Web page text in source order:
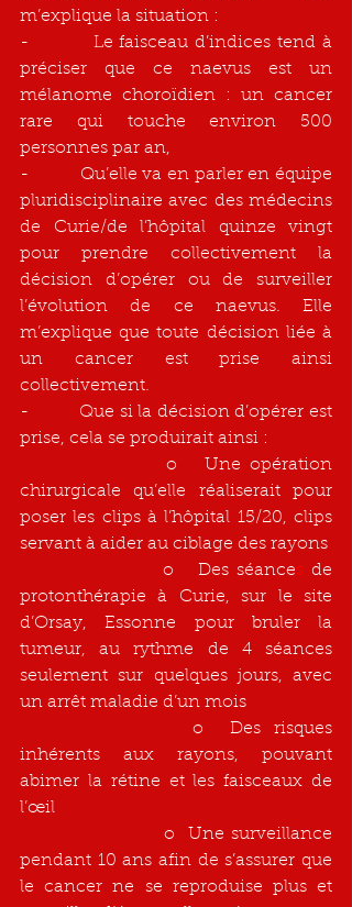
m’explique la situation :
-          Le faisceau d’indices tend à
préciser que ce naevus est un
mélanome choroïdien : un cancer
rare qui touche environ 500
personnes par an,
-          Qu’elle va en parler en équipe
pluridisciplinaire avec des médecins
de Curie/de l’hôpital quinze vingt
pour prendre collectivement la
décision d’opérer ou de surveiller
l’évolution de ce naevus. Elle
m’explique que toute décision liée à
un cancer est prise ainsi
collectivement.
-          Que si la décision d’opérer est
prise, cela se produirait ainsi :
chirurgicale qu’elle réaliserait pour
poser les clips à l’hôpital 15/20, clips
servant à aider au ciblage des rayons
			o   Des séance
s de
protonthérapie à Curie, sur le site
d’Orsay, Essonne pour bruler la
tumeur, au rythme de 4 séances
seulement sur quelques jours, avec
un arrêt maladie d’un mois
inhérents aux rayons, pouvant
abimer la rétine et les faisceaux de
l’œil
pendant 10 ans afin de s’assurer que
le cancer ne se reproduise plus et